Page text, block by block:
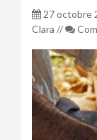
27 octobre
Clara //